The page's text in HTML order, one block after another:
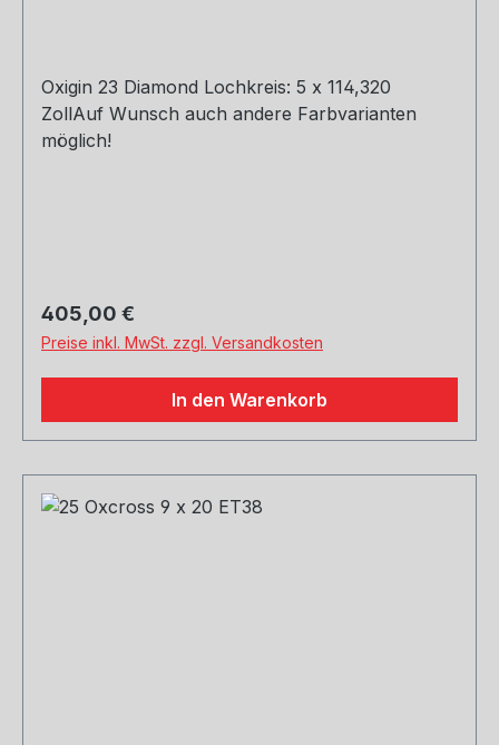
Oxigin 23 Diamond Lochkreis: 5 x 114,320
ZollAuf Wunsch auch andere Farbvarianten
möglich!
Regulärer Preis:
405,00 €
Preise inkl. MwSt. zzgl. Versandkosten
In den Warenkorb